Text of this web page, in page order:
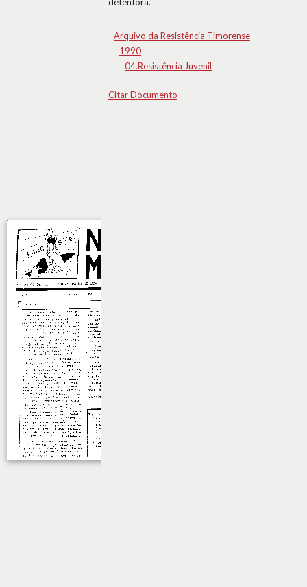
Arquivo da Resistência Timorense
1990
04.Resistência Juvenil
Citar Documento